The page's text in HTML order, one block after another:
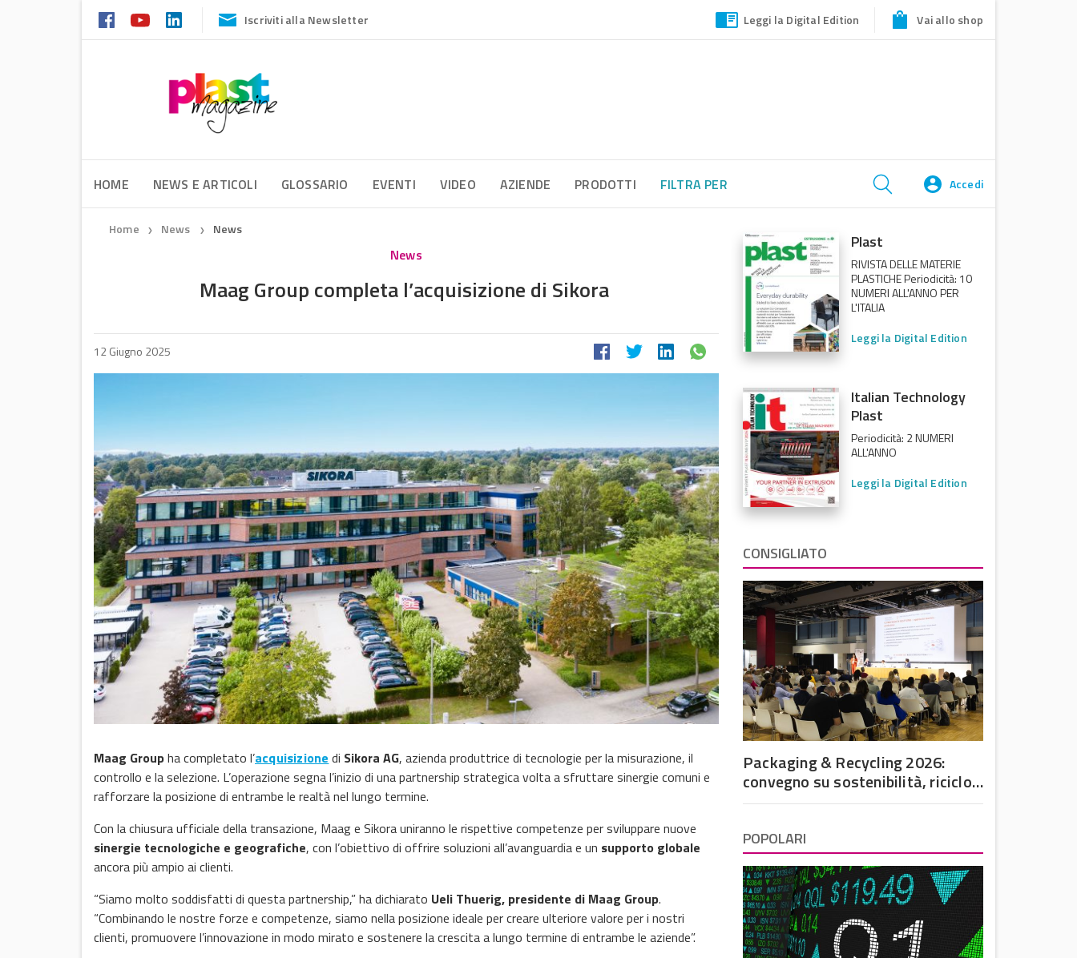
Iscriviti alla Newsletter Leggi la Digital Edition Vai allo shop
HOME NEWS E ARTICOLI GLOSSARIO EVENTI VIDEO AZIENDE PRODOTTI FILTRA PER Accedi
Home ❯ News ❯ News
News
Maag Group completa l’acquisizione di Sikora
12 Giugno 2025
Maag Groupha completato l’acquisizione di Sikora AG, azienda produttrice di tecnologie per la misurazione, il
controllo e la selezione. L’operazione segna l’inizio di una partnership strategica volta a sfruttare sinergie comuni e
rafforzare la posizione di entrambe le realtà nel lungo termine.
Con la chiusura ufficiale della transazione, Maag e Sikora uniranno le rispettive competenze per sviluppare nuove
sinergie tecnologiche e geografiche, con l’obiettivo di offrire soluzioni all’avanguardia e un supporto globale
ancora più ampio ai clienti.
“Siamo molto soddisfatti di questa partnership,” ha dichiarato Ueli Thuerig, presidente di Maag Group.
“Combinando le nostre forze e competenze, siamo nella posizione ideale per creare ulteriore valore per i nostri
clienti, promuovere l’innovazione in modo mirato e sostenere la crescita a lungo termine di entrambe le aziende”.
Plast
RIVISTA DELLE MATERIE
PLASTICHE Periodicità: 10
NUMERI ALL'ANNO PER
L'ITALIA
Leggi la Digital Edition
Italian Technology
Plast
Periodicità: 2 NUMERI
ALL'ANNO
Leggi la Digital Edition
CONSIGLIATO
Packaging & Recycling 2026:
convegno su sostenibilità, riciclo
e futuro dell’imballaggio in
POPOLARI